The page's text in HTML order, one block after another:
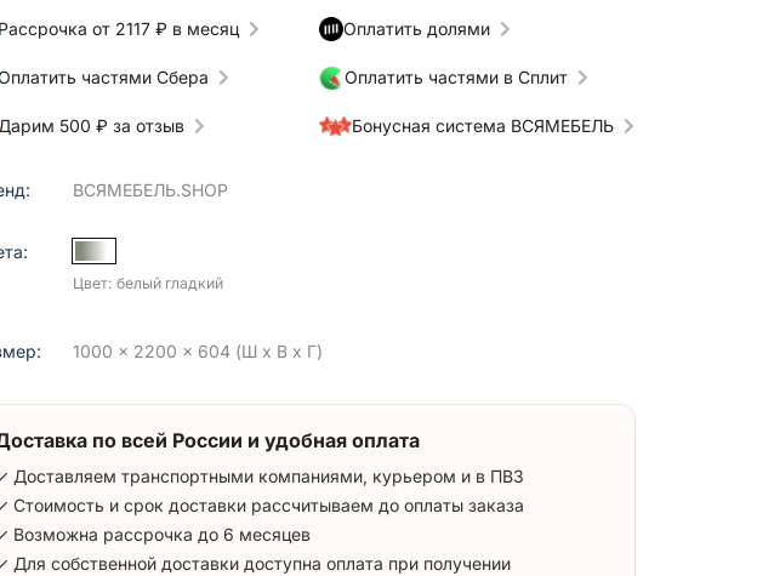
Рассрочка от 2117 ₽ в месяц Оплатить долями
частями Сбера Оплатить частями в Сплит
Дарим 500 ₽ за отзыв Бонусная система ВСЯМЕБЕЛЬ
ВСЯМЕБЕЛЬ.SHOP
Цвет: белый гладкий
1000 x 2200 x 604 (Ш x В x Г)
по всей России и удобная оплата
Доставляем транспортными компаниями, курьером и в ПВЗ
Стоимость и срок доставки рассчитываем до оплаты заказа
Возможна рассрочка до 6 месяцев
Для собственной доставки доступна оплата при получении